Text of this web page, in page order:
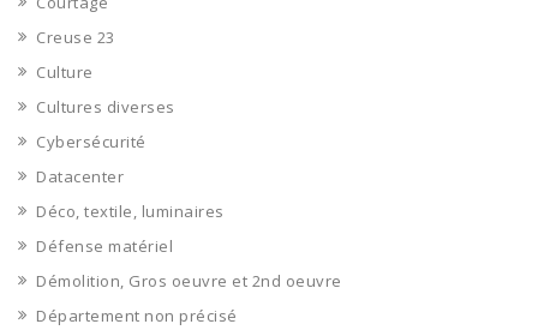
Creuse 23
Culture
Cultures diverses
Cybersécurité
Datacenter
Déco, textile, luminaires
Défense matériel
Démolition, Gros oeuvre et 2nd oeuvre
Département non précisé